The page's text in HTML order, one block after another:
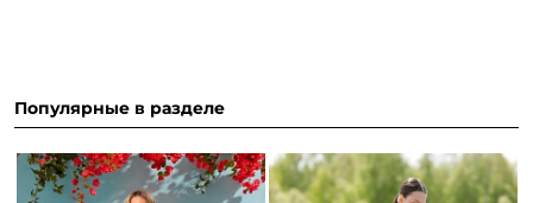
Популярные в разделе